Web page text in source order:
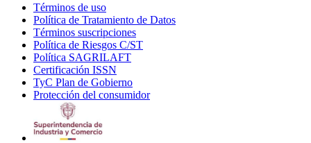
Términos de uso
in
new
window
Política de Tratamiento de Datos
Términos suscripciones
in
Política de Riesgos C/ST
Política SAGRILAFT
new
window
Certificación ISSN
in
new
TyC Plan de Gobierno
in
Protección del consumidorOpens